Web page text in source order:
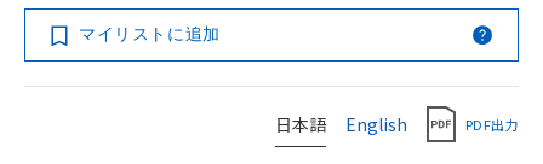
マイリストに追加
日本語 English PDF出力